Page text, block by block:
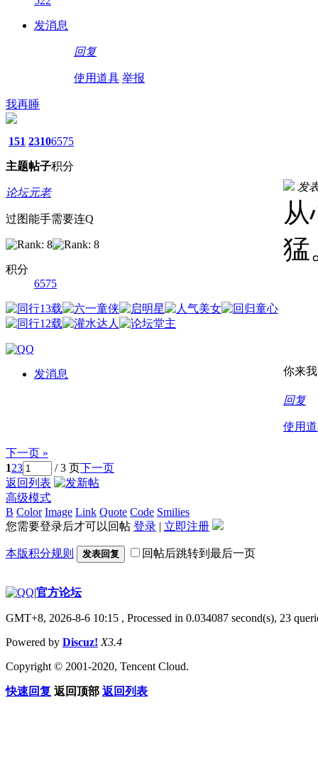
发消息
回复
使用道具 举报
我再睡
151
主题
2310
帖子
6575
积分
论坛元老
过图能手需要连Q
积分
6575
发消息
发
猛
你来
回复
使用
下一页 »
123 / 3 页下一页
返回列表
高级模式
B Color Image Link Quote Code Smilies
您需要登录后才可以回帖 登录 | 立即注册
本版积分规则 发表回复 回帖后跳转到最后一页
|官方论坛
GMT+8, 2026-8-6 10:15 , Processed in 0.034087 second(s), 23
Powered by Discuz! X3.4
Copyright © 2001-2020, Tencent Cloud.
快速回复 返回顶部 返回列表